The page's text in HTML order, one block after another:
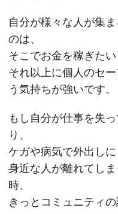
自分が様々な人が集
のは、
そこでお金を稼ぎた
それ以上に個人のセ
う気持ちが強いです。
もし自分が仕事を失
り、
ケガや病気で外出しに
身近な人が離れてし
時、
きっとコミュニティ